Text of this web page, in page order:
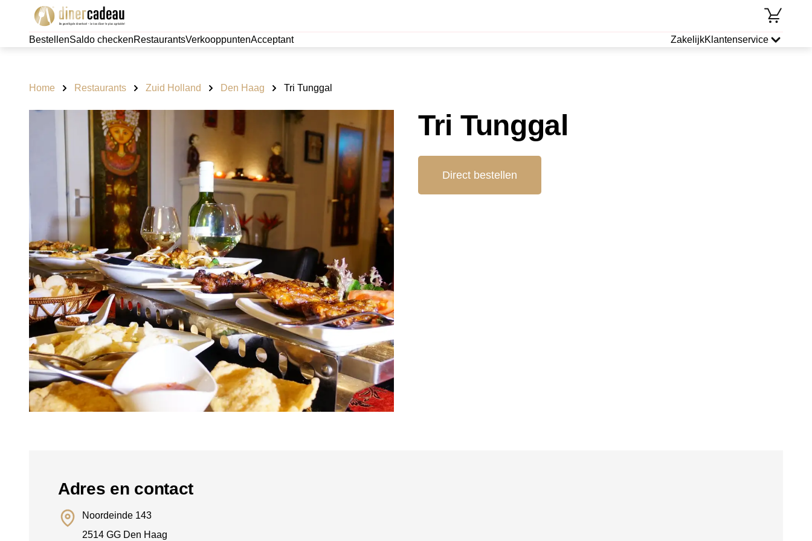
BestellenSaldo checkenRestaurantsVerkooppuntenAcceptant ZakelijkKlantenservice
Home Restaurants Zuid Holland Den Haag Tri Tunggal
Tri Tunggal
Direct bestellen
Adres en contact
Noordeinde 143
2514 GG Den Haag